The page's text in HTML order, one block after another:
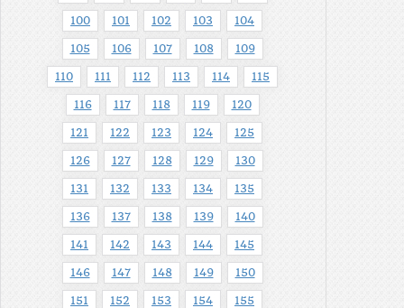
100 101 102 103 104
105 106 107 108 109
110 111 112 113 114 115
116 117 118 119 120
121 122 123 124 125
126 127 128 129 130
131 132 133 134 135
136 137 138 139 140
141 142 143 144 145
146 147 148 149 150
151 152 153 154 155